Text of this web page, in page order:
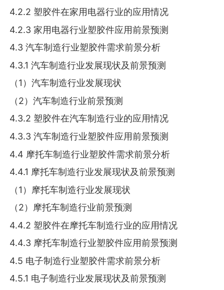
4.2.2 塑胶件在家用电器行业的应用情况
4.2.3 家用电器行业塑胶件应用前景预测
4.3 汽车制造行业塑胶件需求前景分析
4.3.1 汽车制造行业发展现状及前景预测
（1）汽车制造行业发展现状
（2）汽车制造行业前景预测
4.3.2 塑胶件在汽车制造行业的应用情况
4.3.3 汽车制造行业塑胶件应用前景预测
4.4 摩托车制造行业塑胶件需求前景分析
4.4.1 摩托车制造行业发展现状及前景预测
（1）摩托车制造行业发展现状
（2）摩托车制造行业前景预测
4.4.2 塑胶件在摩托车制造行业的应用情况
4.4.3 摩托车制造行业塑胶件应用前景预测
4.5 电子制造行业塑胶件需求前景分析
4.5.1 电子制造行业发展现状及前景预测